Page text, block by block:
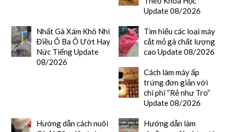
Update 08/2026
Nhất Gà Xám Khô Nhì
Điều Ô Ba Ô Ướt Hay
Nức Tiếng Update
08/2026
Tìm hiểu các loại máy
cắt mỏ gà chất lượng
cao Update 08/2026
Cách làm máy ấp
trứng đơn giản với
chi phí “Rẻ như Tro”
Update 08/2026
Hướng dẫn cách nuôi
Hướng dẫn làm